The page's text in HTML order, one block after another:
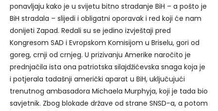
ponavljaju kako je u svijetu bitno stradanje BiH – a pošto je
BiH stradala – slijedi i obligatni oporavak i red koji će nam
donijeti Zapad. Redali su se jedino izvještaji pred
Kongresom SAD i Evropskom Komisijom u Briselu, gori od
goreg, crnji od crnjeg. U prizivanju Amerike naročito je
prednjačila ista ona patriotska silajdžićevska snaga koja je
i potjerala tadašnji američki aparat u BiH, uključujući
trenutnog ambasadora Michaela Murphyja, koji je tada bio
savjetnik. Zbog blokade države od strane SNSD-a, a potom